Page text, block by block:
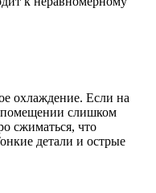
охлаждение. Если на
помещении слишком
сжиматься, что
детали и острые